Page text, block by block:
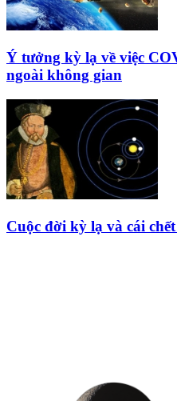
Ý tưởng kỳ lạ về việc
ngoài không gian
Cuộc đời kỳ lạ và cái